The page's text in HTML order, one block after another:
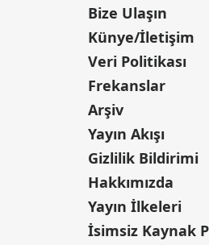
Bize Ulaşın
Künye/İletişim
Veri Politikası
Frekanslar
Arşiv
Yayın Akışı
Gizlilik Bildirimi
Hakkımızda
Yayın İlkeleri